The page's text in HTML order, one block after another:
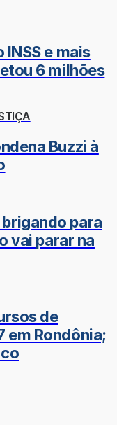
e mais
6 milhões
Buzzi à
para
vai parar na
de
em Rondônia;